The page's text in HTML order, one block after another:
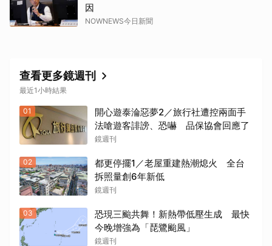
因
NOWNEWS今日新聞
查看更多鏡週刊
最近1小時結果
01
開心遊泰淪惡夢2／旅行社遭控兩面手
法嗆遊客誹謗、恐嚇 品保協會回應了
鏡週刊
02
都更停擺1／老屋重建熱潮熄火 全台
拆照量創6年新低
鏡週刊
03
恐現三颱共舞！新熱帶低壓生成 最快
今晚增強為「琵鷺颱風」
鏡週刊